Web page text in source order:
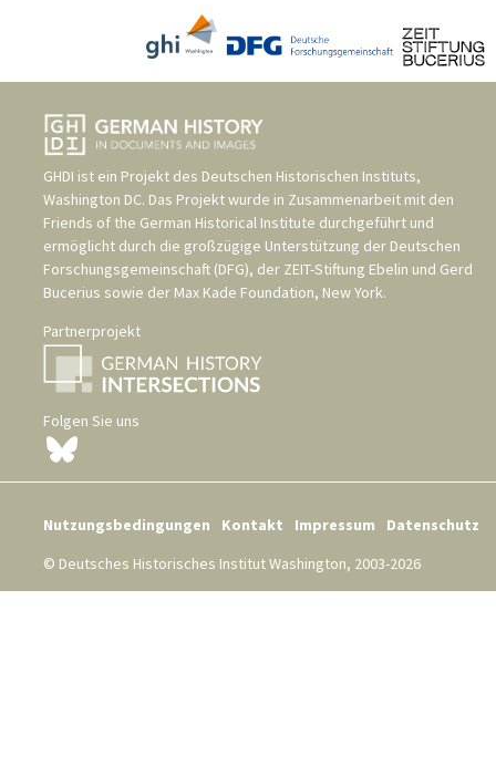
GHDI ist ein Projekt des Deutschen Historischen Instituts,
Washington DC. Das Projekt wurde in Zusammenarbeit mit den
Friends of the German Historical Institute durchgeführt und
ermöglicht durch die großzügige Unterstützung der Deutschen
Forschungsgemeinschaft (DFG), der ZEIT-Stiftung Ebelin und Gerd
Bucerius sowie der Max Kade Foundation, New York.
Partnerprojekt
Folgen Sie uns
Nutzungsbedingungen Kontakt Impressum
Datenschutz
© Deutsches Historisches Institut Washington, 2003-2026